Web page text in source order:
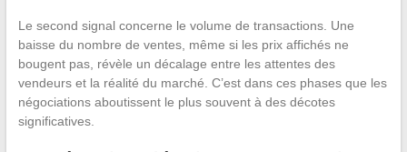
Le second signal concerne le volume de transactions. Une
baisse du nombre de ventes, même si les prix affichés ne
bougent pas, révèle un décalage entre les attentes des
vendeurs et la réalité du marché. C’est dans ces phases que les
négociations aboutissent le plus souvent à des décotes
significatives.